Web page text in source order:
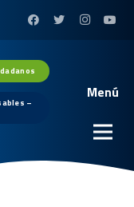
–
Menú